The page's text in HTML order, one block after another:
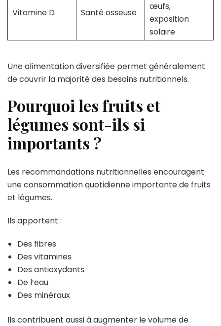
Vitamine D Santé osseuse
œufs,
exposition
solaire
Une alimentation diversifiée permet généralement
de couvrir la majorité des besoins nutritionnels.
Pourquoi les fruits et
légumes sont-ils si
importants ?
Les recommandations nutritionnelles encouragent
une consommation quotidienne importante de fruits
et légumes.
Ils apportent :
Des fibres
Des vitamines
Des antioxydants
De l’eau
Des minéraux
Ils contribuent aussi à augmenter le volume de